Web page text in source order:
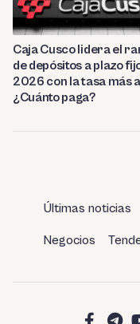
Caja Cusco lidera el
de depósitos a plazo
2026 con la tasa más
¿Cuánto paga?
Últimas noticias
Negocios